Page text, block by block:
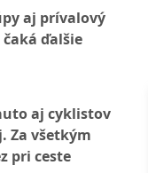
aj prívalový
ďalšie
aj cyklistov
Za všetkým
pri ceste